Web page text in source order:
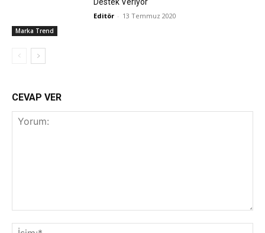
Marka Trend
Destek Veriyor
Editör - 13 Temmuz 2020
CEVAP VER